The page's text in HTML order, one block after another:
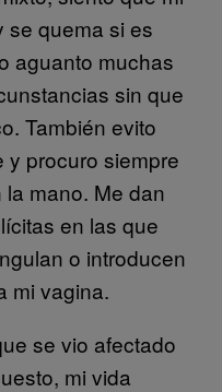
se quema si es
aguanto muchas
sin que
También evito
y procuro siempre
mano. Me dan
en las que
o introducen
mi vagina.
se vio afectado
mi vida